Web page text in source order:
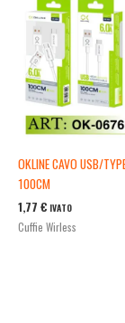
OKLINE CAVO USB/
100CM
1,77 € IVATO
Cuffie Wirless